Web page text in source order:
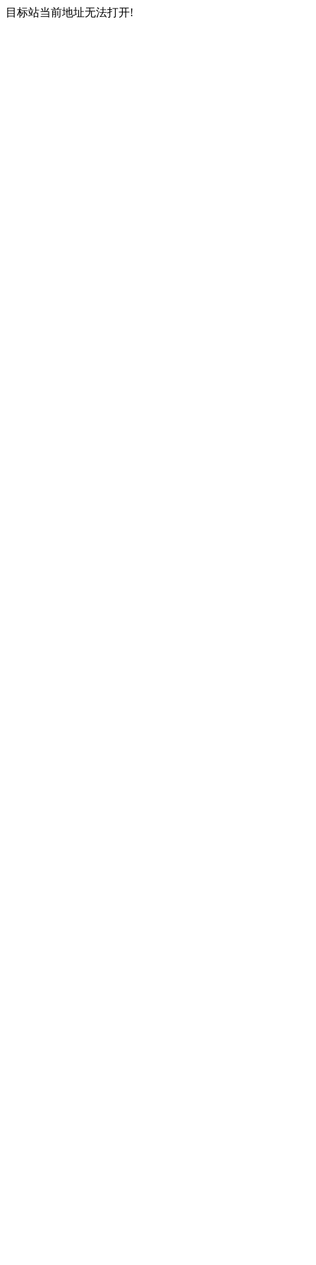
目标站当前地址无法打开!